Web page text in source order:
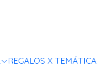
REGALOS X TEMÁTICA